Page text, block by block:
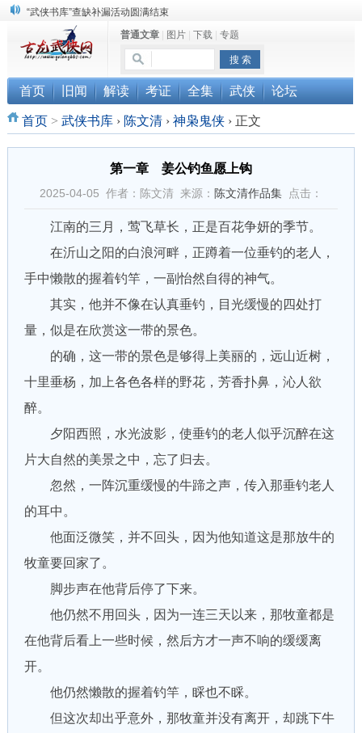
“武侠书库”查缺补漏活动圆满结束
《古龙小说原貌探究》修订版已上市
顾雪衣《古龙武侠小说知见录》上市
普通文章| 图片| 下载| 专题
首页 旧闻 解读 考证 全集 武侠 论坛
首页> 武侠书库 › 陈文清 › 神枭鬼侠 ›正文
第一章 姜公钓鱼愿上钩
2025-04-05 作者：陈文清 来源： 陈文清作品集点击：
江南的三月，莺飞草长，正是百花争妍的季节。
在沂山之阳的白浪河畔，正蹲着一位垂钓的老人，
手中懒散的握着钓竿，一副怡然自得的神气。
其实，他并不像在认真垂钓，目光缓慢的四处打
量，似是在欣赏这一带的景色。
的确，这一带的景色是够得上美丽的，远山近树，
十里垂杨，加上各色各样的野花，芳香扑鼻，沁人欲
醉。
夕阳西照，水光波影，使垂钓的老人似乎沉醉在这
片大自然的美景之中，忘了归去。
忽然，一阵沉重缓慢的牛蹄之声，传入那垂钓老人
的耳中。
他面泛微笑，并不回头，因为他知道这是那放牛的
牧童要回家了。
脚步声在他背后停了下来。
他仍然不用回头，因为一连三天以来，那牧童都是
在他背后看上一些时候，然后方才一声不响的缓缓离
开。
他仍然懒散的握着钓竿，睬也不睬。
但这次却出乎意外，那牧童并没有离开，却跳下牛